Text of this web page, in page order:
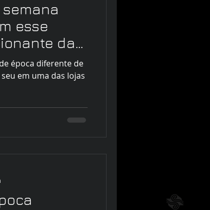
esse
da
🤩
época diferente de
em uma das lojas